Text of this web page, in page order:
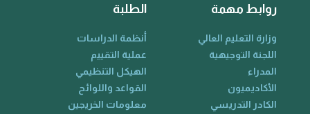
روابط مهمة
وزارة التعليم العالي
اللجنة التوجيهية
المدراء
الأكاديميون
الكادر التدريسي
الطلبة
أنظمة الدراسات
عملية التقييم
الهيكل التنظيمي
القواعد واللوائح
معلومات الخريجين